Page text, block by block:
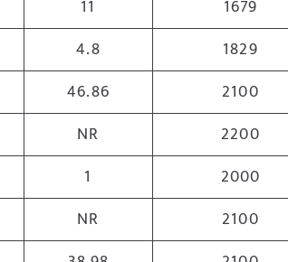
11 1679
4.8 1829
46.86 2100
NR 2200
1 2000
NR 2100